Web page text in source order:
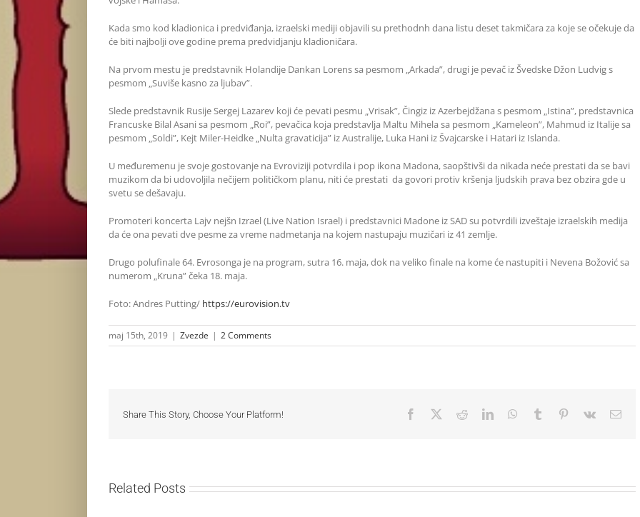
Kada smo kod kladionica i predviđanja, izraelski mediji objavili su prethodnh dana listu deset takmičara za koje se očekuje da
će biti najbolji ove godine prema predvidjanju kladioničara.
Na prvom mestu je predstavnik Holandije Dankan Lorens sa pesmom „Arkada”, drugi je pevač iz Švedske Džon Ludvig s
pesmom „Suviše kasno za ljubav”.
Slede predstavnik Rusije Sergej Lazarev koji će pevati pesmu „Vrisak”, Čingiz iz Azerbejdžana s pesmom „Istina”, predstavnica
Francuske Bilal Asani sa pesmom „Roi”, pevačica koja predstavlja Maltu Mihela sa pesmom „Kameleon”, Mahmud iz Italije sa
pesmom „Soldi”, Kejt Miler-Heidke „Nulta gravaticija” iz Australije, Luka Hani iz Švajcarske i Hatari iz Islanda.
U međuremenu je svoje gostovanje na Evroviziji potvrdila i pop ikona Madona, saopštivši da nikada neće prestati da se bavi
muzikom da bi udovoljila nečijem političkom planu, niti će prestati da govori protiv kršenja ljudskih prava bez obzira gde u
svetu se dešavaju.
Promoteri koncerta Lajv nejšn Izrael (Live Nation Israel) i predstavnici Madone iz SAD su potvrdili izveštaje izraelskih medija
da će ona pevati dve pesme za vreme nadmetanja na kojem nastupaju muzičari iz 41 zemlje.
Drugo polufinale 64. Evrosonga je na program, sutra 16. maja, dok na veliko finale na kome će nastupiti i Nevena Božović sa
numerom „Kruna” čeka 18. maja.
Foto: Andres Putting/ https://eurovision.tv
maj 15th, 2019 | Zvezde | 2 Comments
Share This Story, Choose Your Platform! Facebook RedditLinkedInWhatsApp
Tumblr Pinterest
Vk
Related Posts